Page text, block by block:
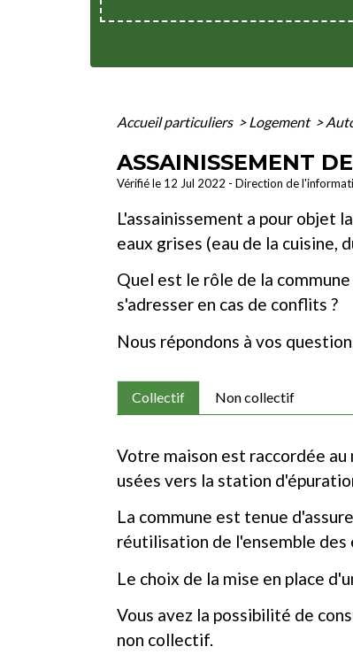
Accueil particuliers > Logement >
ASSAINISSEMENT
Vérifié le 12 Jul 2022 - Direction de
L'assainissement a pour objet
eaux grises (eau de la
Quel est le rôle de la
s'adresser en cas de conflits ?
Nous répondons à vos
Collectif Non collectif
Votre maison est raccordée
usées vers la station
La commune est tenue
réutilisation de l'ensemble des
Le choix de la mise en place
Vous avez la possibilité de
non collectif.